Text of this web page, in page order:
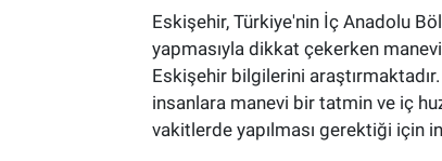
Eskişehir, Türkiye'nin İç Anadolu
yapmasıyla dikkat çekerken
Eskişehir bilgilerini
insanlara manevi bir tatmin ve iç
vakitlerde yapılması gerektiği için